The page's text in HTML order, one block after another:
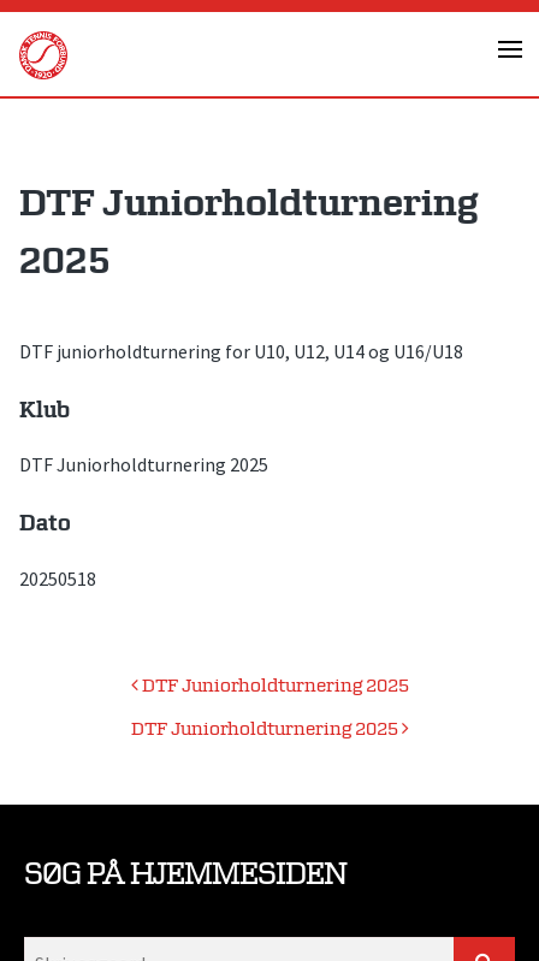
Skip
content
DTF Juniorholdturnering
2025
DTF juniorholdturnering for U10, U12, U14 og U16/U18
Klub
DTF Juniorholdturnering 2025
Dato
20250518
Indlægsnavigation
DTF Juniorholdturnering 2025
DTF Juniorholdturnering 2025
SØG PÅ HJEMMESIDEN